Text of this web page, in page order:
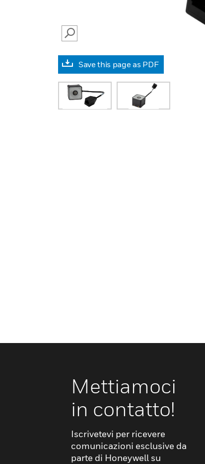
SEARCH
Save this page as PDF
Mettiamoci
in contatto!
Iscrivetevi per ricevere
comunicazioni esclusive da
parte di Honeywell su